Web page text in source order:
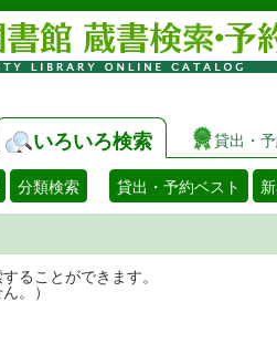
いろいろ検索 貸出・
分類検索 貸出・予約ベスト
書を検索することがで
。）